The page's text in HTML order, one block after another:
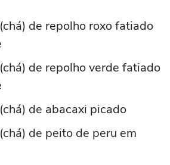
de repolho roxo fatiado
de repolho verde fatiado
de abacaxi picado
de peito de peru em